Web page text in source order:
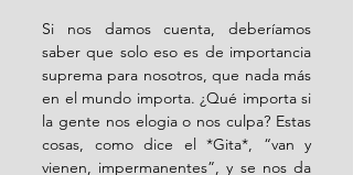
Si nos damos cuenta, deberíamos
saber que solo eso es de importancia
suprema para nosotros, que nada más
en el mundo importa. ¿Qué importa si
la gente nos elogia o nos culpa? Estas
cosas, como dice el *Gita*, “van y
vienen, impermanentes”, y se nos da